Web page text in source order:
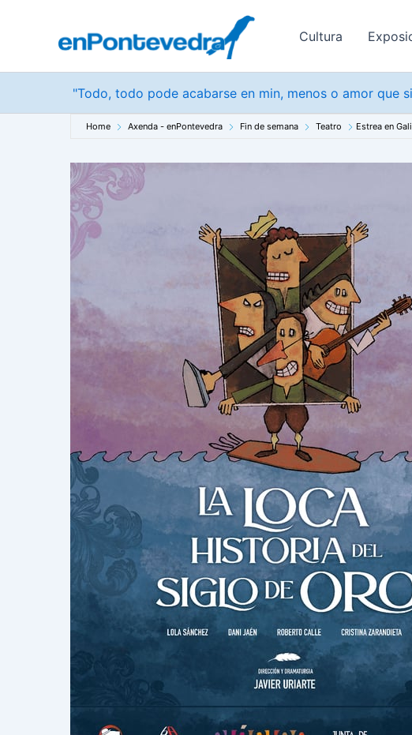
Cultura
"Todo, todo pode acabarse en min, menos o amor que
Home Axenda - enPontevedra Fin de semana Teatro Estrea en